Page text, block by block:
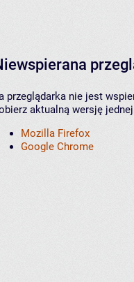
przeglądarka nie jest
aktualną wersję
Mozilla Firefox
Google Chrome